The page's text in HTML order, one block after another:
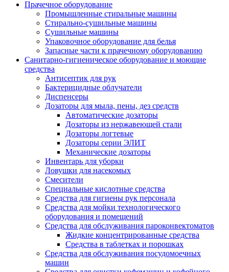
Прачечное оборудование
Промышленные стиральные машины
Стирально-сушильные машины
Сушильные машины
Упаковочное оборудование для белья
Запасные части к прачечному оборудованию
Санитарно-гигиеническое оборудование и моющие
средства
Антисептик для рук
Бактерицидные облучатели
Диспенсеры
Дозаторы для мыла, пены, дез средств
Автоматические дозаторы
Дозаторы из нержавеющей стали
Дозаторы логтевые
Дозаторы серии ЭЛИТ
Механические дозаторы
Инвентарь для уборки
Ловушки для насекомых
Смесители
Специальные кислотные средства
Средства для гигиены рук персонала
Средства для мойки технологического
оборудования и помещений
Средства для обслуживания пароконвектоматов
Жидкие концентрированные средства
Средства в таблетках и порошках
Средства для обслуживания посудомоечных
машин